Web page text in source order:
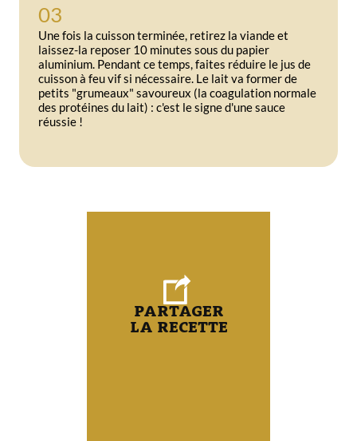
03
Une fois la cuisson terminée, retirez la viande et
laissez-la reposer 10 minutes sous du papier
aluminium. Pendant ce temps, faites réduire le jus de
cuisson à feu vif si nécessaire. Le lait va former de
petits "grumeaux" savoureux (la coagulation normale
des protéines du lait) : c'est le signe d'une sauce
réussie !
PARTAGER
LA RECETTE